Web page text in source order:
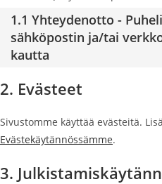
1.1 Yhteydenotto -
sähköpostin ja/tai
kautta
2. Evästeet
Sivustomme käyttää evästeitä.
Evästekäytännössämme.
3.